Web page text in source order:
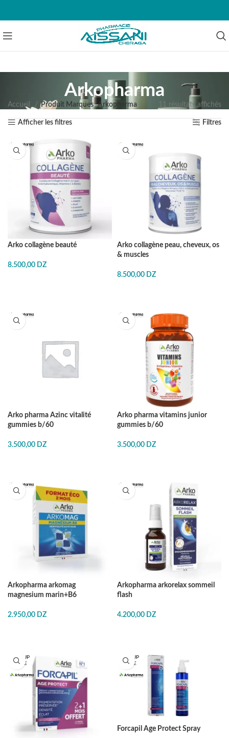
Arkopharma
Accueil Produit Marques Arkopharma 11 résultats affichés
Afficher les filtres Filtres
Arko collagène beauté
8.500,00 DZ
Arko collagène peau, cheveux, os
& muscles
8.500,00 DZ
Arko pharma Azinc vitalité
gummies b/60
3.500,00 DZ
Arko pharma vitamins junior
gummies b/60
3.500,00 DZ
Arkopharma arkomag
magnesium marin+B6
2.950,00 DZ
Arkopharma arkorelax sommeil
flash
4.200,00 DZ
EN RUP
TURE
EN RUP
TURE
Forcapil Age Protect Spray